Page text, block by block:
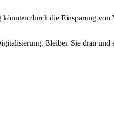
durch die Einsparung von
Bleiben Sie dran und